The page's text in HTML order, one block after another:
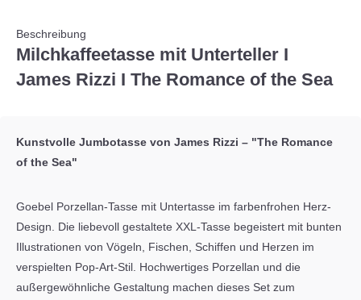
Beschreibung
Milchkaffeetasse mit Unterteller I
James Rizzi I The Romance of the Sea
Kunstvolle Jumbotasse von James Rizzi – "The Romance
of the Sea"
Goebel Porzellan-Tasse mit Untertasse im farbenfrohen Herz-
Design. Die liebevoll gestaltete XXL-Tasse begeistert mit bunten
Illustrationen von Vögeln, Fischen, Schiffen und Herzen im
verspielten Pop-Art-Stil. Hochwertiges Porzellan und die
außergewöhnliche Gestaltung machen dieses Set zum